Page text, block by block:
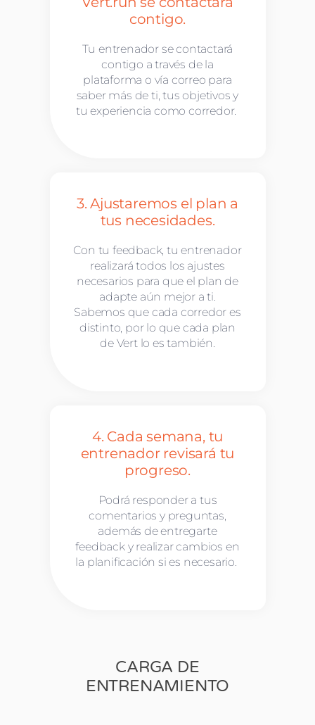
contigo.
Tu entrenador se contactará
contigo a través de la
plataforma o vía correo para
saber más de ti, tus objetivos y
tu experiencia como corredor.
3. Ajustaremos el plan a
tus necesidades.
Con tu feedback, tu entrenador
realizará todos los ajustes
necesarios para que el plan de
adapte aún mejor a ti.
Sabemos que cada corredor es
distinto, por lo que cada plan
de Vert lo es también.
4. Cada semana, tu
entrenador revisará tu
progreso.
Podrá responder a tus
comentarios y preguntas,
además de entregarte
feedback y realizar cambios en
la planificación si es necesario.
CARGA DE
ENTRENAMIENTO